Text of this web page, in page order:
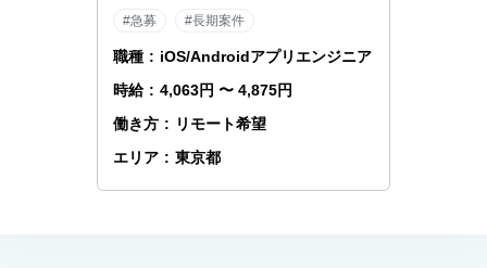
#急募 #長期案件
職種 : iOS/Androidアプリエンジニア
時給 : 4,063円 〜 4,875円
働き方 : リモート希望
エリア : 東京都